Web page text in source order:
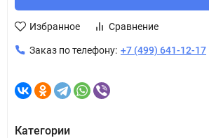
Избранное Сравнение
Заказ по телефону: +7 (499) 641-12-17
Категории